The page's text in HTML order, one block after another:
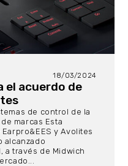
18/03/2024
el acuerdo de
de control de la
marcas Esta
y Avolites
alcanzado
a través de Midwich